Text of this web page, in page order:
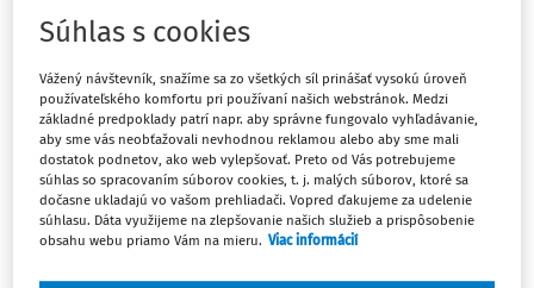
zákona č. 311/2001 Z. z. Zákonník práce v z. n. p. (ďalej len
„Zákonník práce“) podľa osobitných podmienok obce ako
zamestnávateľa v súlade s právnymi predpismi.
Povinnosť samosprávy vydať pracovný poriadok vyplýva zo:
● zákona č. 369/1990 Zb. o obecnom zriadení v z. n. p.
Súhlas s cookies
Vážený návštevník, snažíme sa zo všetkých síl prinášať vysokú úroveň
používateľského komfortu pri používaní našich webstránok. Medzi
základné predpoklady patrí napr. aby správne fungovalo vyhľadávanie,
aby sme vás neobťažovali nevhodnou reklamou alebo aby sme mali
dostatok podnetov, ako web vylepšovať. Preto od Vás potrebujeme
súhlas so spracovaním súborov cookies, t. j. malých súborov, ktoré sa
dočasne ukladajú vo vašom prehliadači. Vopred ďakujeme za udelenie
súhlasu. Dáta využijeme na zlepšovanie našich služieb a prispôsobenie
obsahu webu priamo Vám na mieru. Viac informácií